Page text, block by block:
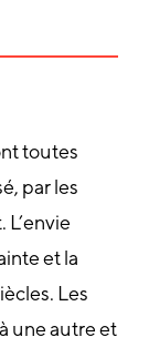
toutes
par les
et la
Les
une autre et